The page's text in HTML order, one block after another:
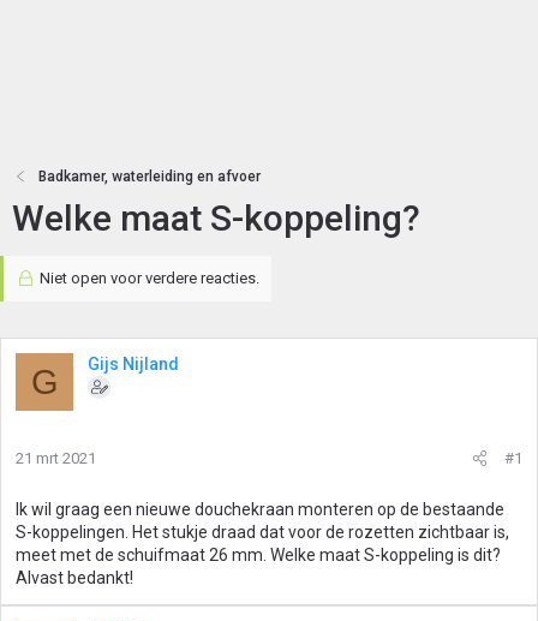
Badkamer, waterleiding en afvoer
Welke maat S-koppeling?
Niet open voor verdere reacties.
G Gijs Nijland
21 mrt 2021 #1
Ik wil graag een nieuwe douchekraan monteren op de bestaande
S-koppelingen. Het stukje draad dat voor de rozetten zichtbaar is,
meet met de schuifmaat 26 mm. Welke maat S-koppeling is dit?
Alvast bedankt!